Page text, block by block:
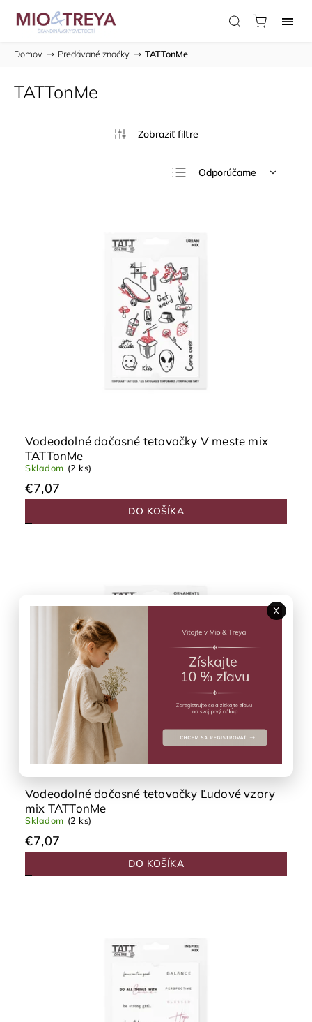
Domov / Predávané značky / TATTonMe
TATTonMe
Odporúčame
Najpredávanejšie
Vodeodolné dočasné tetovačky V meste mix
TATTonMe
Skladom (2 ks)
€7,07
DO KOŠÍKA
Vodeodolné dočasné tetovačky Ľudové vzory
mix TATTonMe
Skladom (2 ks)
€7,07
DO KOŠÍKA
X